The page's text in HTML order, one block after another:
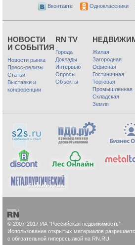
Вконтакте Одноклассники
НОВОСТИ
И СОБЫТИЯ
Новости рынка
Пресс-релизы
Статьи
Выставки и
конференции
RN TV
Города
Доклады
Интервью
Опросы
Объекты
Жилая
Загородная
Офисная
Гостиничная
Торговая
Промышленная
Складская
Земля
© 2007-2017 ИА “Российская недвижимость”
Использование открытых материалов
с обязательной гиперссылкой на RN.RU